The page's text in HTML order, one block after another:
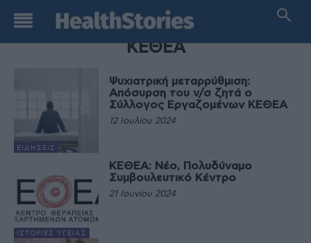
TAG
ΚΕΘΕΑ
ΕΙΔΉΣΕΙΣ
Ψυχιατρική μεταρρύθμιση:
Απόσυρση του ν/σ ζητά ο
Σύλλογος Εργαζομένων ΚΕΘΕΑ
12 Ιουλίου 2024
ΙΣΤΟΡΊΕΣ ΥΓΕΊΑΣ
ΚΕΘΕΑ: Νέο, Πολυδύναμο
Συμβουλευτικό Κέντρο
21 Ιουνίου 2024